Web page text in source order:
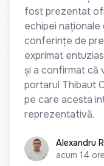
fost prezentat
echipei naționale
conferințe de
exprimat
și a confirmat că
portarul Thibaut
pe care acesta
reprezentativă.
Alexandru Rusu
Alexandru
acum 14 ore